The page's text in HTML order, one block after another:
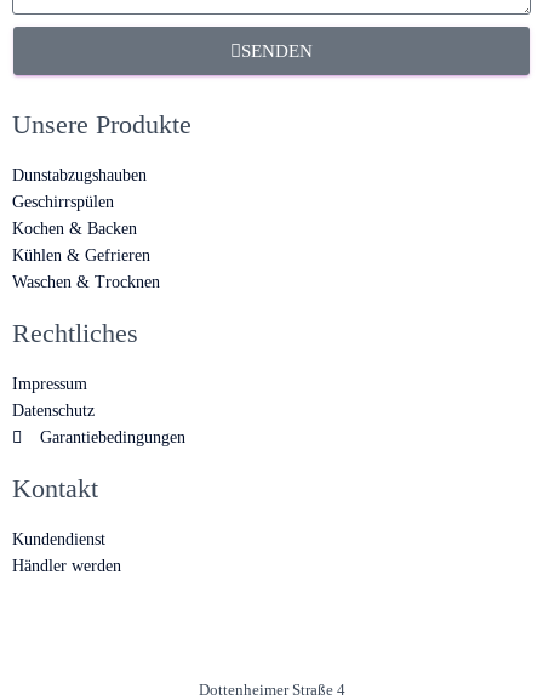
SENDEN
Unsere Produkte
Dunstabzugshauben
Geschirrspülen
Kochen & Backen
Kühlen & Gefrieren
Waschen & Trocknen
Rechtliches
Impressum
Datenschutz
Garantiebedingungen
Kontakt
Kundendienst
Händler werden
Dottenheimer Straße 4